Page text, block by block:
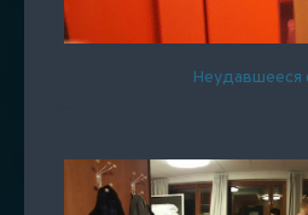
Неудавшееся